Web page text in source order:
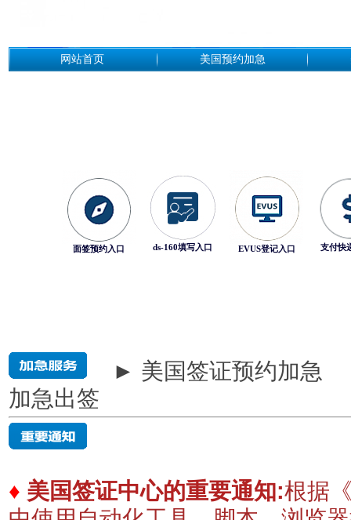
网站首页 美国预约加急
面签预约入口 ds-160填写入口 EVUS登记入口 支付快
► 美国签证预约加急
加急出签
♦ 美国签证中心的重要通知:根据